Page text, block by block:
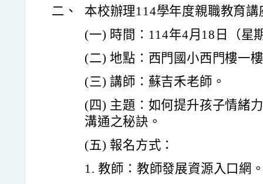
二、
本校辦理114學年度親職教育
(一) 時間：114年4月18日（星
(二) 地點：西門國小西門樓一
(三) 講師：蘇吉禾老師。
(四) 主題：如何提升孩子情緒
溝通之秘訣。
(五) 報名方式：
1. 教師：教師發展資源入口網